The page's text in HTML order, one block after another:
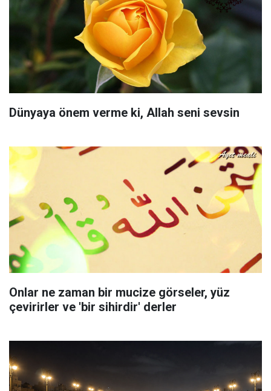
Dünyaya önem verme ki, Allah seni sevsin
Onlar ne zaman bir mucize görseler, yüz
çevirirler ve 'bir sihirdir' derler